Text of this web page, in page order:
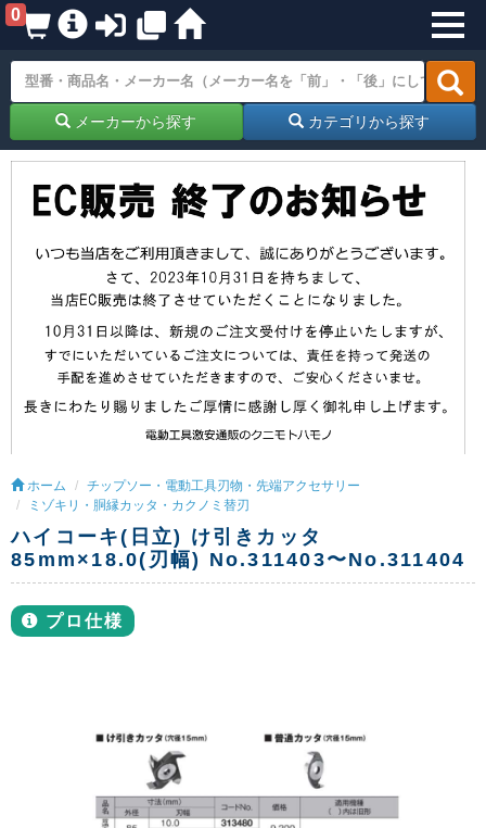
0
メーカーから探す カテゴリから探す
ホーム
チップソー・電動工具刃物・先端アクセサリー
ミゾキリ・胴縁カッタ・カクノミ替刃
ハイコーキ(日立) け引きカッタ
85mm×18.0(刃幅) No.311403〜No.311404
プロ仕様